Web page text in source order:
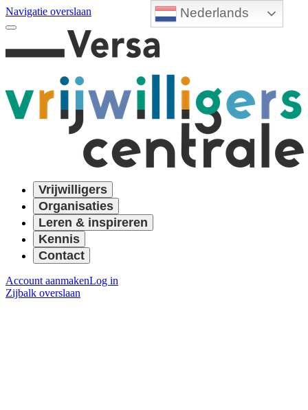
Nederlands
Navigatie overslaan
Vrijwilligers
Organisaties
Leren & inspireren
Kennis
Contact
Account aanmakenLog in
Zijbalk overslaan